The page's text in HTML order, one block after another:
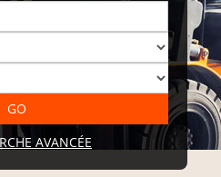
AVANCÉE